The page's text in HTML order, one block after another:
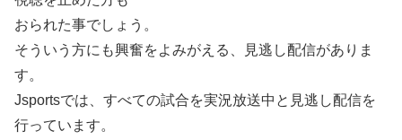
おられた事でしょう。
そういう方にも興奮をよみがえる、見逃し配信がありま
す。
Jsportsでは、すべての試合を実況放送中と見逃し配信を
行っています。